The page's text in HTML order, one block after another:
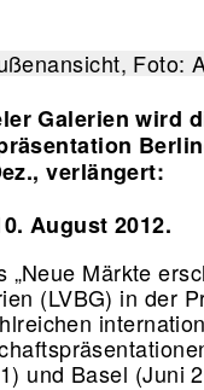
Galerien wird
verlängert:
August 2012.
Märkte
(LVBG) in der
und Basel (Juni